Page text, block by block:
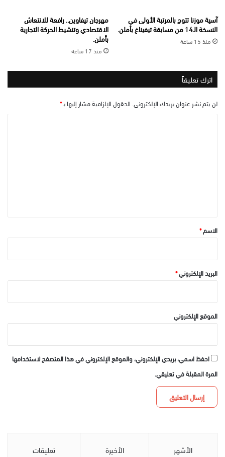
آسية موزنا تتوج بالمرتبة الأولى في
النسخة الـ14 من مسابقة تيفيناغ بأملن.
منذ 15 ساعة
مهرجان تيفاوين.. رافعة للانتعاش
الاقتصادي وتنشيط الحركة التجارية
بأملن.
منذ 17 ساعة
اترك تعليقاً
لن يتم نشر عنوان بريدك الإلكتروني. الحقول الإلزامية مشار إليها بـ*
*الاسم*
البريد الإلكتروني*
الموقع الإلكتروني
احفظ اسمي، بريدي الإلكتروني، والموقع الإلكتروني في هذا المتصفح لاستخدامها
المرة المقبلة في تعليقي.
الأشهر الأخيرة تعليقات